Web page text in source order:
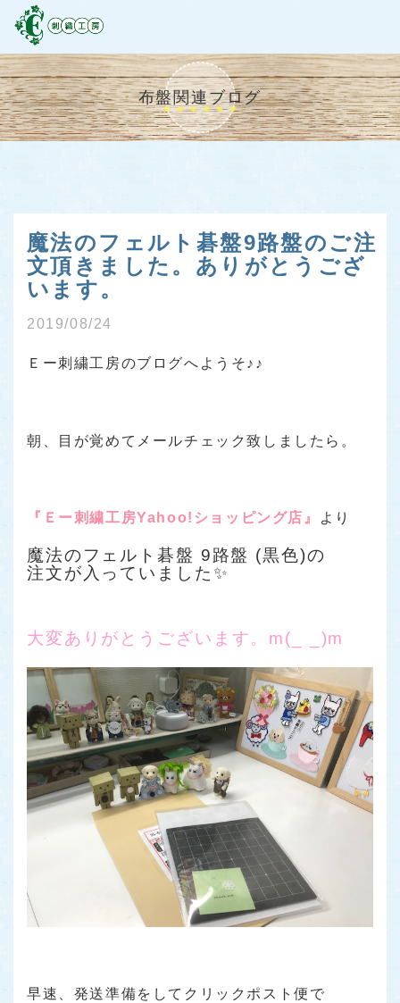
布盤関連ブログ
魔法のフェルト碁盤9路盤のご注
文頂きました。ありがとうござ
います。
2019/08/24
Ｅー刺繍工房のブログへようそ♪♪
朝、目が覚めてメールチェック致しましたら。
『Ｅー刺繍工房Yahoo!ショッピング店』 より
魔法のフェルト碁盤 9路盤 (黒色)の
注文が入っていました✨
大変ありがとうございます。m(_ _)m
早速、発送準備をしてクリックポスト便で